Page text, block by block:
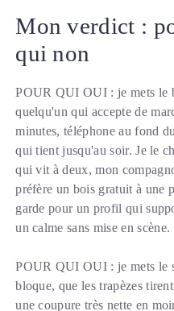
Mon verdict :
qui non
POUR QUI OUI : je mets le
quelqu'un qui accepte de
minutes, téléphone au fond
qui tient jusqu'au soir. Je le
qui vit à deux, mon
préfère un bois gratuit à une
garde pour un profil qui
un calme sans mise en scène.
POUR QUI OUI : je mets le
bloque, que les trapèzes
une coupure très nette en